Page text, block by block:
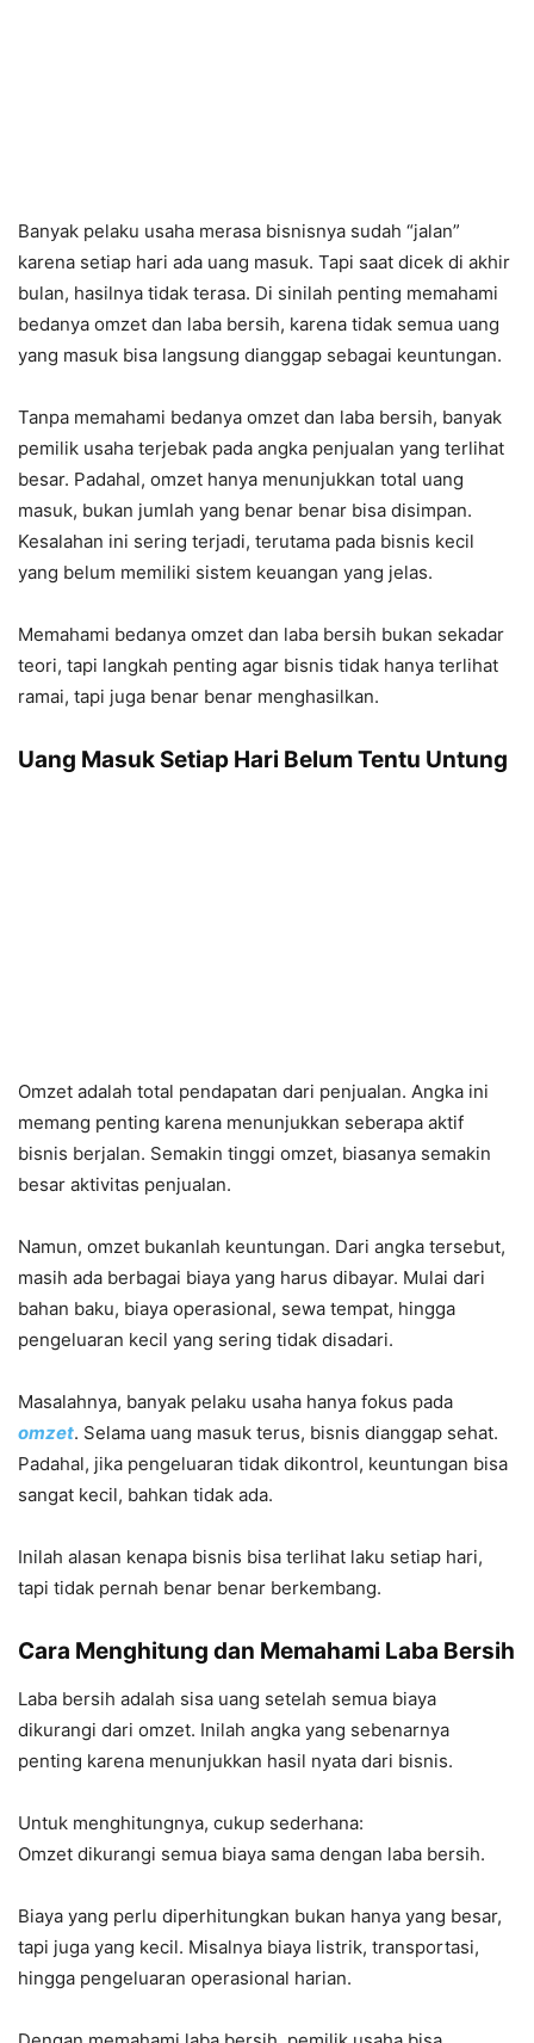
Banyak pelaku usaha merasa bisnisnya sudah “jalan”
karena setiap hari ada uang masuk. Tapi saat dicek di akhir
bulan, hasilnya tidak terasa. Di sinilah penting memahami
bedanya omzet dan laba bersih, karena tidak semua uang
yang masuk bisa langsung dianggap sebagai keuntungan.
Tanpa memahami bedanya omzet dan laba bersih, banyak
pemilik usaha terjebak pada angka penjualan yang terlihat
besar. Padahal, omzet hanya menunjukkan total uang
masuk, bukan jumlah yang benar benar bisa disimpan.
Kesalahan ini sering terjadi, terutama pada bisnis kecil
yang belum memiliki sistem keuangan yang jelas.
Memahami bedanya omzet dan laba bersih bukan sekadar
teori, tapi langkah penting agar bisnis tidak hanya terlihat
ramai, tapi juga benar benar menghasilkan.
Uang Masuk Setiap Hari Belum Tentu Untung
Omzet adalah total pendapatan dari penjualan. Angka ini
memang penting karena menunjukkan seberapa aktif
bisnis berjalan. Semakin tinggi omzet, biasanya semakin
besar aktivitas penjualan.
Namun, omzet bukanlah keuntungan. Dari angka tersebut,
masih ada berbagai biaya yang harus dibayar. Mulai dari
bahan baku, biaya operasional, sewa tempat, hingga
pengeluaran kecil yang sering tidak disadari.
Masalahnya, banyak pelaku usaha hanya fokus pada
omzet. Selama uang masuk terus, bisnis dianggap sehat.
Padahal, jika pengeluaran tidak dikontrol, keuntungan bisa
sangat kecil, bahkan tidak ada.
Inilah alasan kenapa bisnis bisa terlihat laku setiap hari,
tapi tidak pernah benar benar berkembang.
Cara Menghitung dan Memahami Laba Bersih
Laba bersih adalah sisa uang setelah semua biaya
dikurangi dari omzet. Inilah angka yang sebenarnya
penting karena menunjukkan hasil nyata dari bisnis.
Untuk menghitungnya, cukup sederhana:
Omzet dikurangi semua biaya sama dengan laba bersih.
Biaya yang perlu diperhitungkan bukan hanya yang besar,
tapi juga yang kecil. Misalnya biaya listrik, transportasi,
hingga pengeluaran operasional harian.